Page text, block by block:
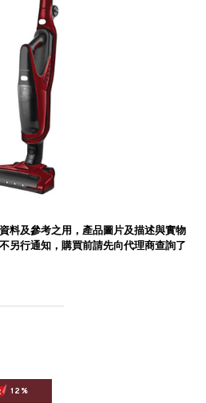
料及參考之用，產品圖片及描述與實物
另行通知，購買前請先向代理商查詢了
12%